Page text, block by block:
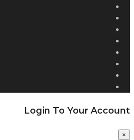
Login To Your Account
×